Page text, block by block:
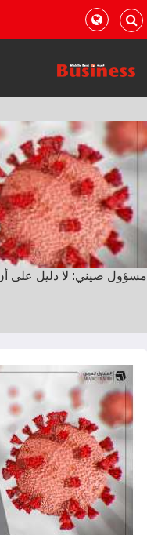
مسؤول صيني: لا دليل على